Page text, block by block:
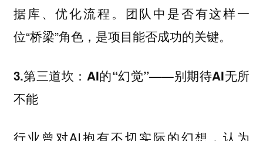
据库、优化流程。团队中是否有这样一
位“桥梁”角色，是项目能否成功的关键。
3.第三道坎：AI的“幻觉”——别期待AI无所
不能
行业曾对AI抱有不切实际的幻想，认为